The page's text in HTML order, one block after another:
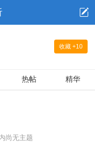
收藏 +10
热帖 精华
尚无主题